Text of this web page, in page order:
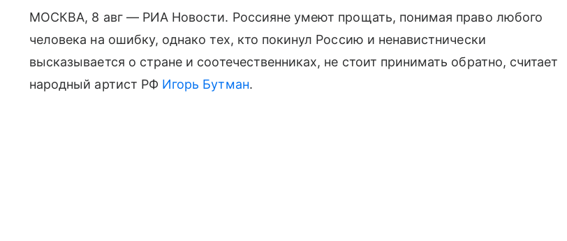
МОСКВА, 8 авг — РИА Новости. Россияне умеют прощать, понимая право любого
человека на ошибку, однако тех, кто покинул Россию и ненавистнически
высказывается о стране и соотечественниках, не стоит принимать обратно, считает
народный артист РФ Игорь Бутман.